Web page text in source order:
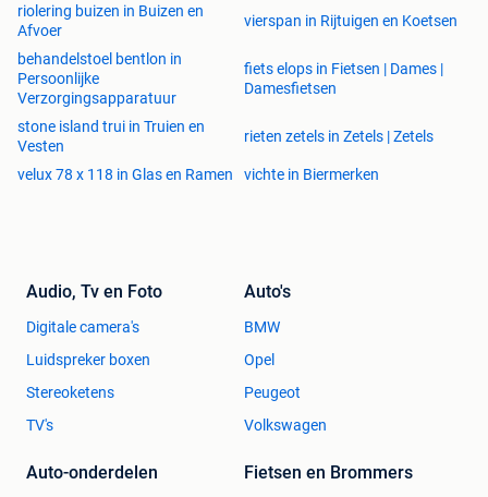
riolering buizen in Buizen en
Afvoer
vierspan in Rijtuigen en Koetsen
behandelstoel bentlon in
Persoonlijke
Verzorgingsapparatuur
fiets elops in Fietsen | Dames |
Damesfietsen
stone island trui in Truien en
Vesten
rieten zetels in Zetels | Zetels
velux 78 x 118 in Glas en Ramen vichte in Biermerken
Audio, Tv en Foto
Digitale camera's
Luidspreker boxen
Stereoketens
TV's
Auto's
BMW
Opel
Peugeot
Volkswagen
Auto-onderdelen Fietsen en Brommers